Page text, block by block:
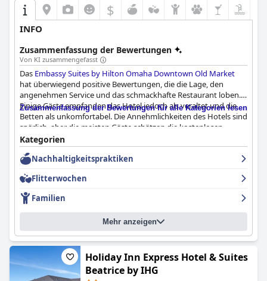
$
INFO
Zusammenfassung der Bewertungen
Von KI zusammengefasst
Das Embassy Suites by Hilton Omaha Downtown Old Market
hat überwiegend positive Bewertungen, die die Lage, den
angenehmen Service und das schmackhafte Restaurant loben.
Einige Gäste empfanden das Hotel jedoch als veraltet und die
Betten als unkomfortabel. Die Annehmlichkeiten des Hotels sind
spärlich, aber die meisten Gäste schätzen die kostenlosen
Getränke. Wenn Sie eine Buchung im
Omaha Downtown Old Marketin Erwägung ziehen, sollten Sie
sowohl die positiven als auch die negativen Bewertungen in
Zusammenfassung der Bewertungen für alle Kategorien lesen
Kategorien
Nachhaltigkeitspraktiken
Flitterwochen
Familien
Mehr anzeigen
Holiday Inn Express Hotel & Suites
Beatrice by IHG